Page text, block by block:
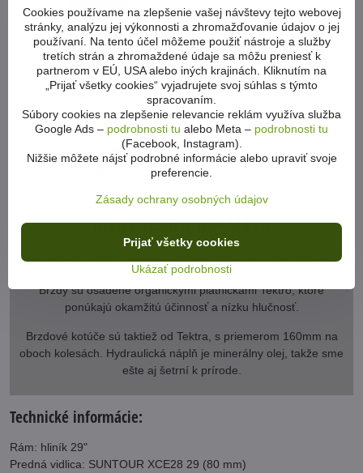
Brzdy Tektro HD-M276
firmy Tektro predstavuje rokmi osvedčený a spoľahlivý systém.
Brzdy sú osadené organickými platničkami Tektro, ktoré
ponúkajú okamžitú účinnosť a nízku hlučnosť.
Brzdové kotúče sú taktiež od Tektra, s priemerom 160mm na
oboch kolesách. Hydraulická náplň je minerálny olej, takže sme
ešte aj šetrní k prírode.
Technické informácie:
Rám: hliník 29"
Predná vidlica: SUNTOUR XCE28 29 (80 mm)
Cookies používame na zlepšenie vašej návštevy tejto webovej
stránky, analýzu jej výkonnosti a zhromažďovanie údajov o jej
používaní. Na tento účel môžeme použiť nástroje a služby
tretích strán a zhromaždené údaje sa môžu preniesť k
partnerom v EÚ, USA alebo iných krajinách. Kliknutím na
„Prijať všetky cookies“ vyjadrujete svoj súhlas s týmto
spracovaním.
Súbory cookies na zlepšenie relevancie reklám využíva služba
Google Ads – podrobnosti tu alebo Meta – podrobnosti tu
(Facebook, Instagram).
Nižšie môžete nájsť podrobné informácie alebo upraviť svoje
preferencie.
Zásady ochrany osobných údajov
Ukázať podrobnosti
Prijať všetky cookies